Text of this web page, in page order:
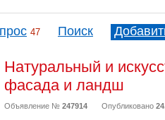
47 Поиск
Натуральный и
фасада и ландш
Объявление № 247914 Опубликовано